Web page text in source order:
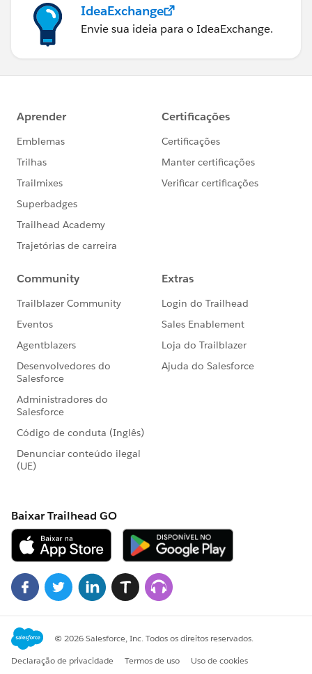
IdeaExchange
Envie sua ideia para o IdeaExchange.